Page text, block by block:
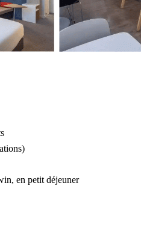
en petit déjeuner